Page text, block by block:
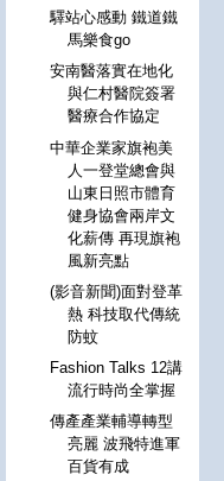
驛站心感動 鐵道鐵
馬樂食go
安南醫落實在地化
與仁村醫院簽署
醫療合作協定
中華企業家旗袍美
人一登堂總會與
山東日照市體育
健身協會兩岸文
化薪傳 再現旗袍
風新亮點
(影音新聞)面對登革
熱 科技取代傳統
防蚊
Fashion Talks 12講
流行時尚全掌握
傳產產業輔導轉型
亮麗 波飛特進軍
百貨有成